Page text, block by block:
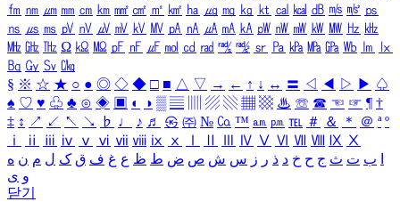
㎙ ㎚ ㎛ ㎜ ㎝ ㎞ ㎟ ㎠ ㎡ ㎢ ㏊ ㎍ ㎎ ㎏ ㏏ ㎈ ㎉ ㏈ ㎧ ㎨ ㎰
㎱ ㎲ ㎳ ㎴ ㎵ ㎶ ㎷ ㎸ ㎹ ㎀ ㎁ ㎂ ㎃ ㎄ ㎺ ㎻ ㎽ ㎾ ㎿ ㎐ ㎑
㎒ ㎓ ㎔ Ω ㏀ ㏁ ㎊ ㎋ ㎌ ㏖ ㏅ ㎭ ㎮ ㎯ ㏛ ㎩ ㎪ ㎫ ㎬ ㏝ ㏐
㏓
㏃ ㏉ ㏜ ㏆
§ ※ ☆ ★ ○ ● ◎ ◇ ◆ □ ■ △ ▽ → ← ↑ ↓ ↔ 〓 ◁ ◀ ▷ ▶ ♤
♠ ♡ ♥ ♧ ♣ ⊙ ◈ ▣ ◐ ◑ ▒ ▤ ▨ ▧ ▦ ▩ ♨ ☏ ☎ ☜ ☞ ¶ †
‡ ↕ ↗ ↙ ↖ ↘ ♭ ♩ ♪ ♬ ㉿ ㈜ № ㏇ ™ ㏂ ㏘ ℡ ＃ ＆ ＊ ＠ ª º
ⅰ
ⅱ ⅲ ⅳ ⅴ ⅵ ⅶ ⅷ ⅸ ⅹ Ⅳ Ⅴ Ⅵ Ⅶ Ⅷ Ⅸ Ⅹ
ب ت ث ج ح خ د ذ ر ز س ش ص ض ط ظ ع غ ف ق ک ل م ن ه
و ی
닫기